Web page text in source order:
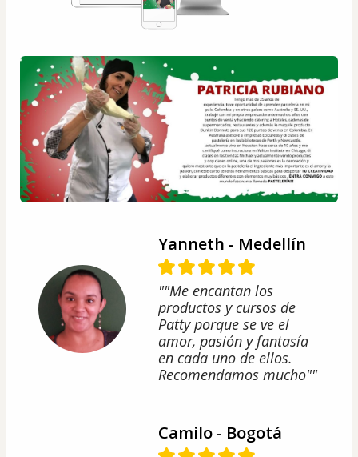
Yanneth - Medellín
""Me encantan los
productos y cursos de
Patty porque se ve el
amor, pasión y fantasía
en cada uno de ellos.
Recomendamos mucho""
Camilo - Bogotá